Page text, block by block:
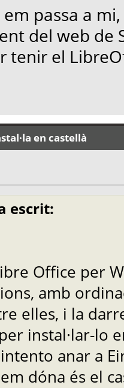
passa a
del web de
tenir el
en castellà
escrit:
Office per
amb
elles, i la
instal·lar-lo
anar a
dóna és el